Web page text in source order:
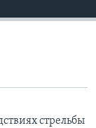
стрельбы